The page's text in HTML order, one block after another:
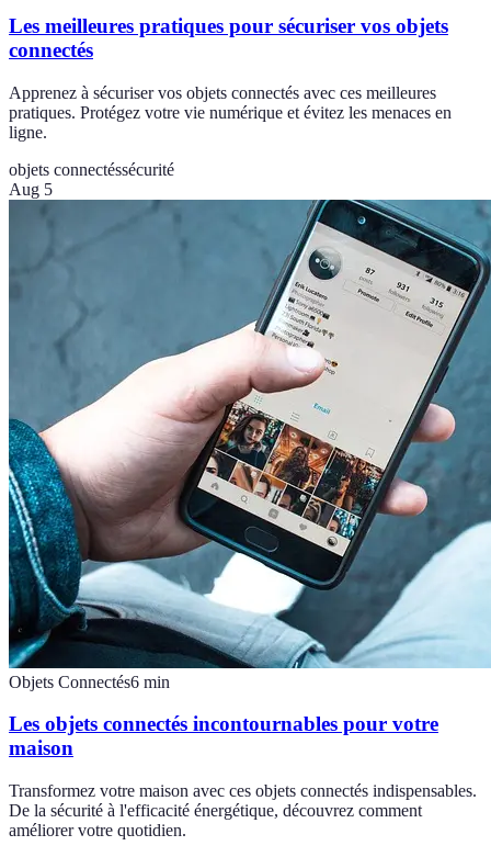
Les meilleures pratiques pour sécuriser vos objets
connectés
Apprenez à sécuriser vos objets connectés avec ces meilleures
pratiques. Protégez votre vie numérique et évitez les menaces en
ligne.
objets connectéssécurité
Aug 5
Objets Connectés6 min
Les objets connectés incontournables pour votre
maison
Transformez votre maison avec ces objets connectés indispensables.
De la sécurité à l'efficacité énergétique, découvrez comment
améliorer votre quotidien.